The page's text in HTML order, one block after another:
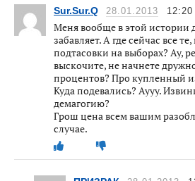
Sur.Sur.Q 28.01.2013 12:20
Меня вообще в этой истории
забавляет. А где сейчас все
подтасовки на выборах? Ау,
выскочите, не начнете
процентов? Про купленный
Куда подевались? Аууу.
демагогию?
Грош цена всем вашим
случае.